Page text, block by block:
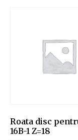
Roata disc
16B-1 Z=18